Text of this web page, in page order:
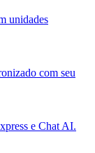
unidades
com seu
e Chat AI.